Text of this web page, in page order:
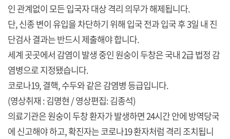
인 관계없이 모든 입국자 대상 격리 의무가 해제됩니다.
단, 신종 변이 유입을 차단하기 위해 입국 전과 입국 후 3일 내 진
단검사 결과는 반드시 제출해야 합니다.
세계 곳곳에서 감염이 발생 중인 원숭이 두창은 국내 2급 법정 감
염병으로 지정됐습니다.
코로나19, 결핵, 수두와 같은 감염병 등급입니다.
(영상취재 : 김명현 / 영상편집: 김종석)
의료기관은 원숭이 두창 환자가 발생하면 24시간 안에 방역당국
에 신고해야 하고, 확진자는 코로나19 환자처럼 격리 조치됩니